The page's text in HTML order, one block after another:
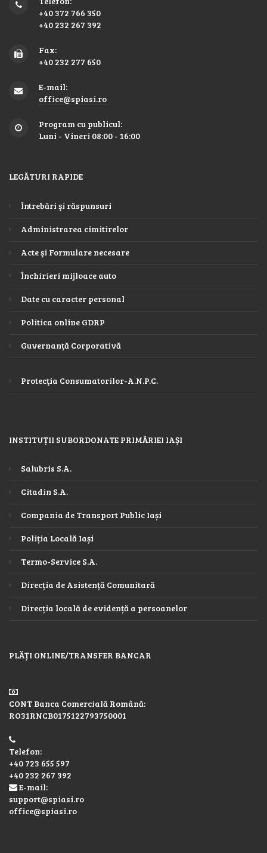
+40 372 766 350
+40 232 267 392
Fax:
+40 232 277 650
E-mail:
office@spiasi.ro
Program cu publicul:
Luni - Vineri 08:00 - 16:00
LEGĂTURI RAPIDE
Întrebări şi răspunsuri
Administrarea cimitirelor
Acte şi Formulare necesare
Închirieri mijloace auto
Date cu caracter personal
Politica online GDRP
Guvernanță Corporativă
Protecţia Consumatorilor-A.N.P.C.
INSTITUȚII SUBORDONATE PRIMĂRIEI IAȘI
Salubris S.A.
Citadin S.A.
Compania de Transport Public Iași
Poliția Locală Iași
Termo-Service S.A.
Direcția de Asistență Comunitară
Direcția locală de evidență a persoanelor
PLĂȚI ONLINE/TRANSFER BANCAR
CONT Banca Comercială Română:
RO31RNCB0175122793750001
Telefon:
+40 723 655 597
+40 232 267 392
E-mail:
support@spiasi.ro
office@spiasi.ro